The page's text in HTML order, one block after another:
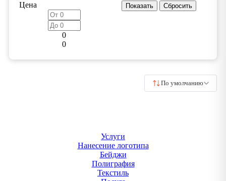
Цена
0
0
По умолчанию
Услуги
Нанесение логотипа
Бейджи
Полиграфия
Текстиль